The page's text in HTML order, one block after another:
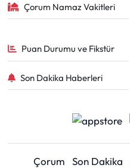
Çorum Namaz Vakitleri
Puan Durumu ve Fikstür
Son Dakika Haberleri
Çorum Son Dakika